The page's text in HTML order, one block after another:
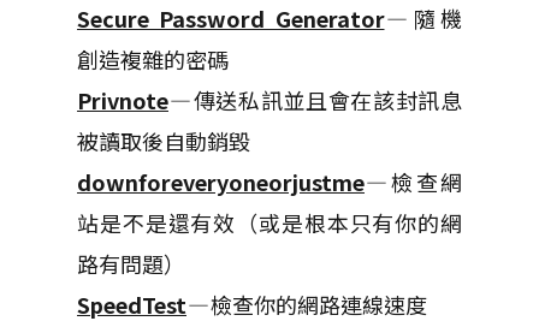
Secure Password Generator— 隨機
創造複雜的密碼
Privnote— 傳送私訊並且會在該封訊息
被讀取後自動銷毀
downforeveryoneorjustme— 檢查網
站是不是還有效（或是根本只有你的網
路有問題）
SpeedTest— 檢查你的網路連線速度